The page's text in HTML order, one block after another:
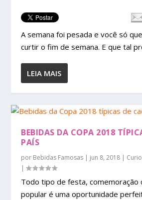
A semana foi pesada e você só
curtir o fim de semana. E que tal
LEIA MAIS
BEBIDAS DA COPA 2018
PAÍS
por Bebidas Famosas | jun 8, 2018 |
|
Todo tipo de festa, comemoração
popular é uma oportunidade